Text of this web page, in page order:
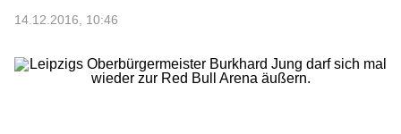
14.12.2016, 10:46